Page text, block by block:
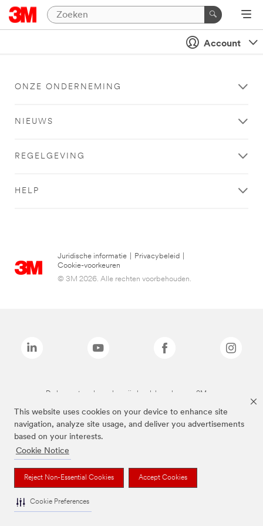
This website uses cookies on your device to enhance site
navigation, analyze site usage, and deliver you advertisements
based on your interests.
Cookie Notice
Reject Non-Essential Cookies Accept Cookies
Cookie Preferences
Account
ONZE ONDERNEMING
NIEUWS
REGELGEVING
HELP
Juridische informatie Privacybeleid
Cookie-voorkeuren
© 3M 2026. Alle rechten voorbehouden.
De bovenstaande merken zijn handelsmerken van 3M.we